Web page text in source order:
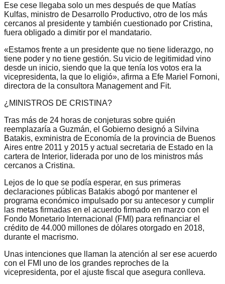
Ese cese llegaba solo un mes después de que Matías
Kulfas, ministro de Desarrollo Productivo, otro de los más
cercanos al presidente y también cuestionado por Cristina,
fuera obligado a dimitir por el mandatario.
«Estamos frente a un presidente que no tiene liderazgo, no
tiene poder y no tiene gestión. Su vicio de legitimidad vino
desde un inicio, siendo que la que tenía los votos era la
vicepresidenta, la que lo eligió», afirma a Efe Mariel Fornoni,
directora de la consultora Management and Fit.
¿MINISTROS DE CRISTINA?
Tras más de 24 horas de conjeturas sobre quién
reemplazaría a Guzmán, el Gobierno designó a Silvina
Batakis, exministra de Economía de la provincia de Buenos
Aires entre 2011 y 2015 y actual secretaria de Estado en la
cartera de Interior, liderada por uno de los ministros más
cercanos a Cristina.
Lejos de lo que se podía esperar, en sus primeras
declaraciones públicas Batakis abogó por mantener el
programa económico impulsado por su antecesor y cumplir
las metas firmadas en el acuerdo firmado en marzo con el
Fondo Monetario Internacional (FMI) para refinanciar el
crédito de 44.000 millones de dólares otorgado en 2018,
durante el macrismo.
Unas intenciones que llaman la atención al ser ese acuerdo
con el FMI uno de los grandes reproches de la
vicepresidenta, por el ajuste fiscal que asegura conlleva.